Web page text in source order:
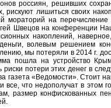
россиян, решивших
рискуют лишиться своих
мораторий на
Швецов на конференции
накоплений,
волевым решением
мы потеряли в 2014 г.
пошла на устройство
риски потери этих денег в
газета «Ведомости». Стоит
все, что недополучат в этом
размер конфискованных